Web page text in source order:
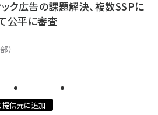
ク広告の課題解決、複数SSPに
公平に審査
）
提供元に追加